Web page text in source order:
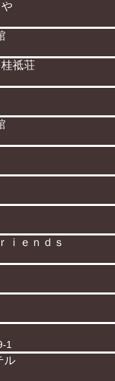
祗荘
ｉｅｎｄｓ
1
ル